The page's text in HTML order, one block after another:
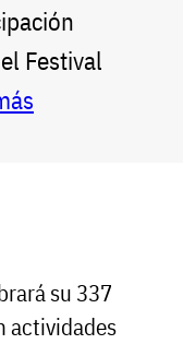
Festival
su 337
actividades